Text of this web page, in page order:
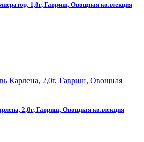
1,0г, Гавриш, Овощная коллекция
2,0г, Гавриш, Овощная коллекция